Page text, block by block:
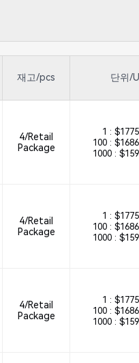
재고/pcs 단위/
4/Retail
Package
1 :
100 :
1000 :
4/Retail
Package
1 :
100 :
1000 :
4/Retail
Package
1 :
100 :
1000 :